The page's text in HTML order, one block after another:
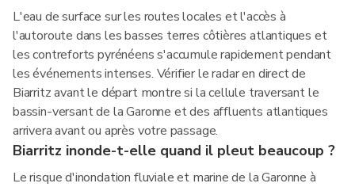
L'eau de surface sur les routes locales et l'accès à
l'autoroute dans les basses terres côtières atlantiques et
les contreforts pyrénéens s'accumule rapidement pendant
les événements intenses. Vérifier le radar en direct de
Biarritz avant le départ montre si la cellule traversant le
bassin-versant de la Garonne et des affluents atlantiques
arrivera avant ou après votre passage.
Biarritz inonde-t-elle quand il pleut beaucoup ?
Le risque d'inondation fluviale et marine de la Garonne à